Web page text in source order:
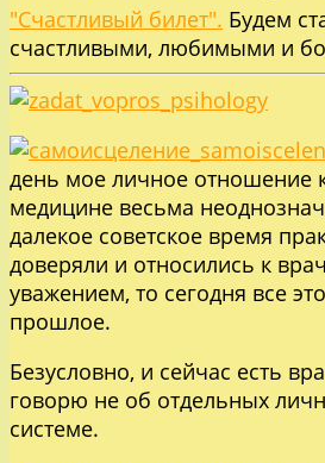
"Счастливый билет". Будем
счастливыми, любимыми и
день мое личное отношение
медицине весьма
далекое советское время
доверяли и относились к
уважением, то сегодня все
прошлое.
Безусловно, и сейчас есть
говорю не об отдельных
системе.